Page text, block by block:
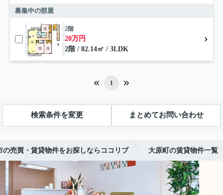
募集中の部屋
2階
20万円
2階 / 82.14㎡ / 3LDK
1
検索条件を変更 まとめてお問い合わせ
の売買・賃貸物件をお探しならココリブ 大原町の賃貸物件一覧